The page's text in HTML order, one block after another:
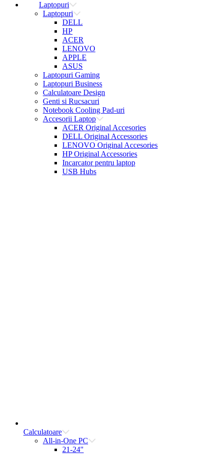
Laptopuri
Laptopuri
DELL
HP
ACER
LENOVO
APPLE
ASUS
Laptopuri Gaming
Laptopuri Business
Calculatoare Design
Genti si Rucsacuri
Notebook Cooling Pad-uri
Accesorii Laptop
ACER Original Accesories
DELL Original Accessories
LENOVO Original Accesories
HP Original Accessories
Incarcator pentru laptop
USB Hubs
Calculatoare
All-in-One PC
21-24"